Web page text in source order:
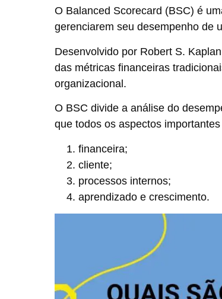
O Balanced Scorecard (BSC) é
gerenciarem seu desempenho de
Desenvolvido por Robert S.
das métricas financeiras
organizacional.
O BSC divide a análise do
que todos os aspectos
financeira;
cliente;
processos internos;
aprendizado e crescimento.